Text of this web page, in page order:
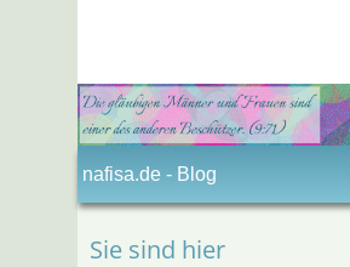
Sie sind hier